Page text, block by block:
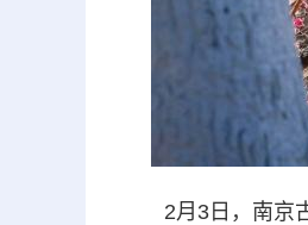
2月3日，南京古